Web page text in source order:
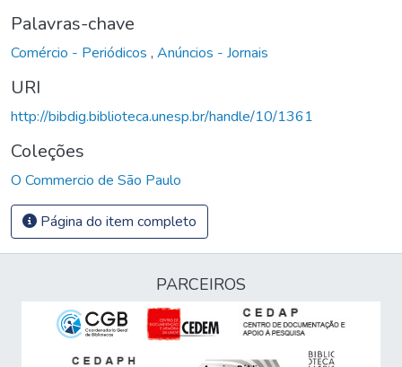
Palavras-chave
Comércio - Periódicos , Anúncios - Jornais
URI
http://bibdig.biblioteca.unesp.br/handle/10/1361
Coleções
O Commercio de São Paulo
Página do item completo
PARCEIROS